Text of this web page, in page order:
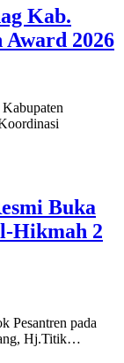
Kab.
Award 2026
Buka
Hikmah 2
Pesantren pada
Hj.Titik…